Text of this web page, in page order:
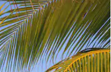
en appuyant et en faisant glisser.